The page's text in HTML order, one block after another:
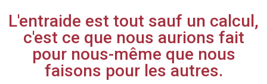
L'entraide est tout sauf un calcul,
c'est ce que nous aurions fait
pour nous-même que nous
faisons pour les autres.